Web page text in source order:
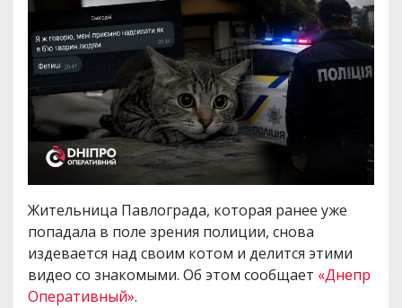
Жительница Павлограда, которая ранее уже
попадала в поле зрения полиции, снова
издевается над своим котом и делится этими
видео со знакомыми. Об этом сообщает «Днепр
Оперативный».